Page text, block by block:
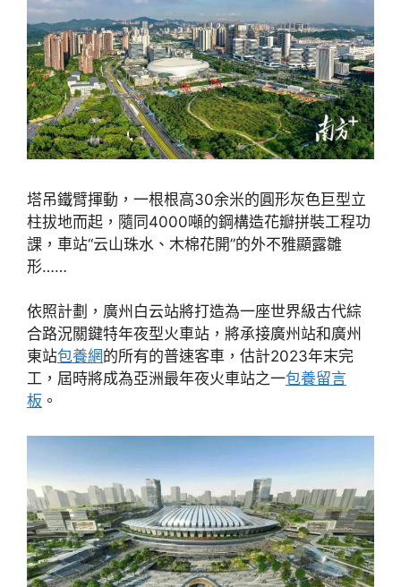
塔吊鐵臂揮動，一根根高30余米的圓形灰色巨型立
柱拔地而起，隨同4000噸的鋼構造花瓣拼裝工程功
課，車站“云山珠水、木棉花開”的外不雅顯露雛
形……
依照計劃，廣州白云站將打造為一座世界級古代綜
合路況關鍵特年夜型火車站，將承接廣州站和廣州
東站包養網的所有的普速客車，估計2023年末完
工，屆時將成為亞洲最年夜火車站之一包養留言
板 。